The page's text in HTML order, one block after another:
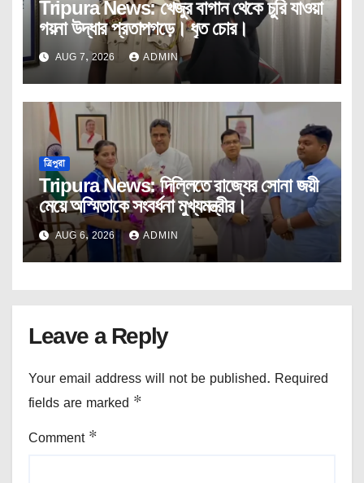
Tripura News: খেজুর বাগান থেকে চুরি যাওয়া
গয়না উদ্ধার প্রতাপগড়ে। ধৃত চোর।
AUG 7, 2026 ADMIN
ত্রিপুরা
Tripura News: দিল্লিতে রাজ্যের সোনা জয়ী
মেয়ে অস্মিতাকে সংবর্ধনা মুখ্যমন্ত্রীর।
AUG 6, 2026 ADMIN
Leave a Reply
Your email address will not be published. Required
fields are marked *
Comment *